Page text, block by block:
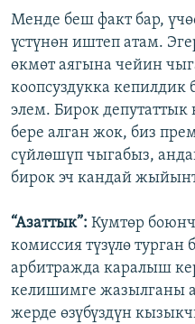
Менде беш факт бар,
үстүнөн иштеп атам.
өкмөт аягына чейин
коопсуздукка кепилдик
элем. Бирок
бере алган жок, биз
сүйлөшүп чыгабыз,
бирок эч кандай
“Азаттык”: Кумтөр
комиссия түзүлө турган
арбитражда каралыш
келишимге жазылганы
жерде өзүбүздүн